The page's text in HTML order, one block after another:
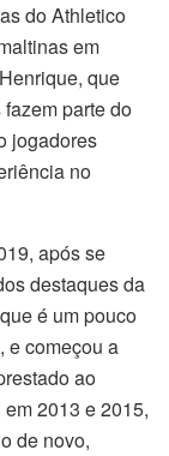
do Athletico
em
que
parte do
jogadores
no
após se
destaques da
é um pouco
e começou a
ao
2013 e 2015,
de novo,